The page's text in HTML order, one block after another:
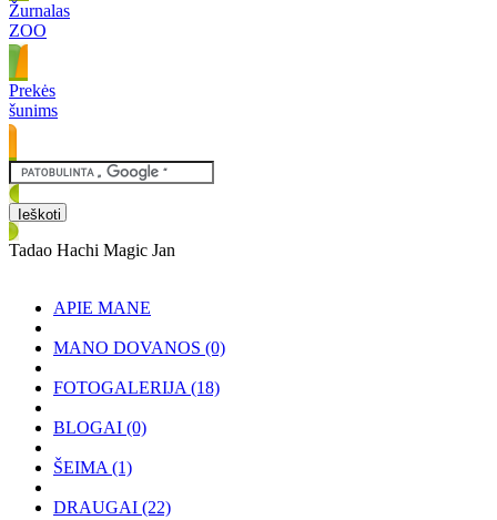
Žurnalas
ZOO
Prekės
šunims
Tadao Hachi Magic Jan
APIE MANE
MANO DOVANOS (0)
FOTOGALERIJA (18)
BLOGAI (0)
ŠEIMA (1)
DRAUGAI (22)